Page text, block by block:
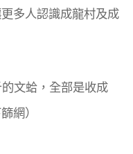
多人認識成龍村及成
文蛤，全部是收成
網）